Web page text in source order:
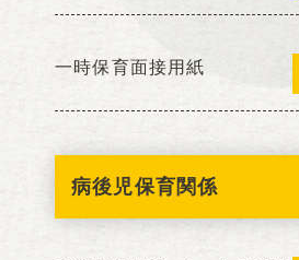
一時保育面接用紙
病後児保育関係